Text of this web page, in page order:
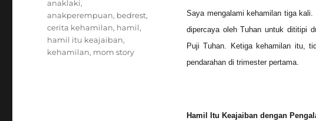
Saya mengalami kehamilan tiga
dipercaya oleh Tuhan untuk dititipi
Puji Tuhan.
Ketiga kehamilan itu,
pendarahan di trimester pertama.
Hamil Itu Keajaiban dengan
Tags
anaklaki,
anakperempuan, bedrest,
cerita kehamilan, hamil,
hamil itu keajaiban,
kehamilan, mom story